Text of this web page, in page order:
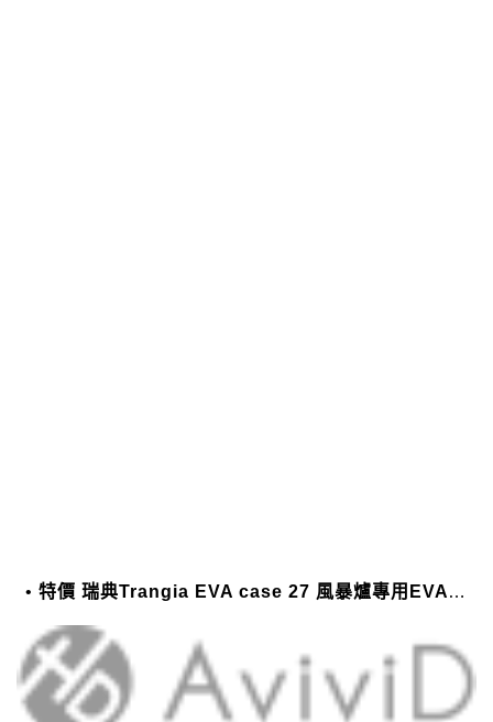
特價 瑞典Trangia EVA case 27 風暴爐專用EVA 防護外盒(小)-黑